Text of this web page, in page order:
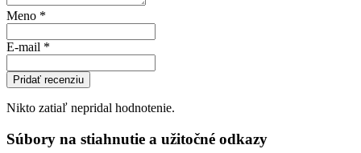
Meno *
E-mail *
Pridať recenziu
Nikto zatiaľ nepridal hodnotenie.
Súbory na stiahnutie a užitočné odkazy